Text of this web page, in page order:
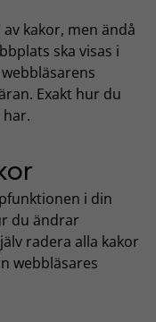
kakor, men ändå
ska visas i
Exakt hur du
i din
du ändrar
radera alla kakor
webbläsares